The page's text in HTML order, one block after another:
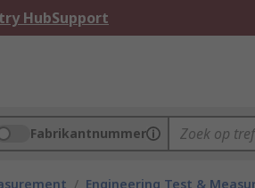
HubSupport
Fabrikantnummer
/ Engineering Test &